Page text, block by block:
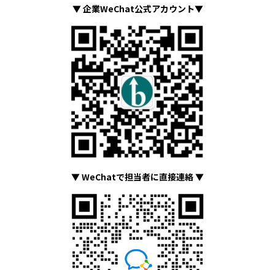
▼ 企業WeChat公式アカウント▼
▼ WeChatで担当者に直接連絡 ▼